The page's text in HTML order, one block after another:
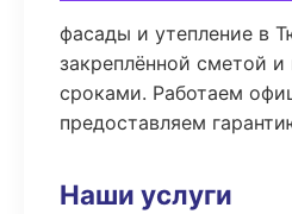
фасады и утепление в
закреплённой сметой
сроками. Работаем
предоставляем
Наши услуги